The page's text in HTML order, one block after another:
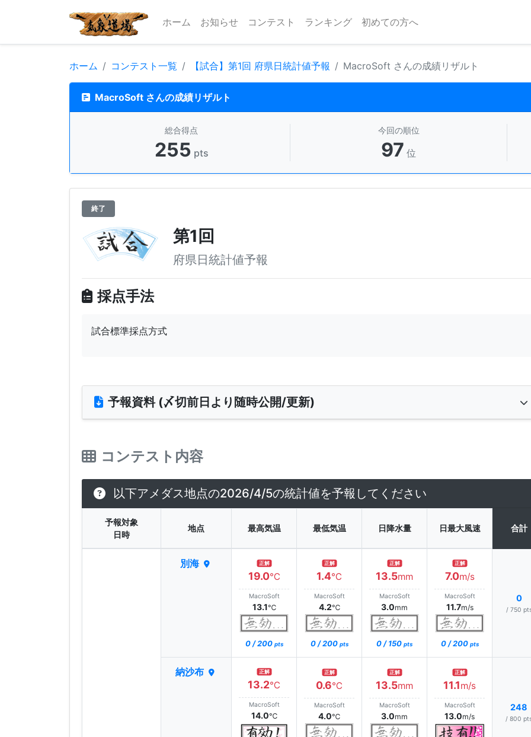
ホーム お知らせ コンテスト ランキング 初めての方へ
ホーム コンテスト一覧 【試合】第1回 府県日統計値予報 MacroSoft さんの成績リザルト
MacroSoft さんの成績リザルト
総合得点
255 pts
今回の順位
97 位
終了
第1回
府県日統計値予報
採点手法
試合標準採点方式
予報資料 (〆切前日より随時公開/更新)
コンテスト内容
以下アメダス地点の2026/4/5の統計値を予報してください
予報対象
日時
地点 最高気温 最低気温 日降水量 日最大風速 合計
別海 正解
19.0℃
MacroSoft
13.1℃
0 / 200 pts
正解
1.4℃
MacroSoft
4.2℃
0 / 200 pts
正解
13.5mm
MacroSoft
3.0mm
0 / 150 pts
正解
7.0m/s
MacroSoft
11.7m/s
0 / 200 pts
0
/ 750
納沙布 正解
13.2℃
MacroSoft
14.0℃
正解
0.6℃
MacroSoft
4.0℃
正解
13.5mm
MacroSoft
3.0mm
正解
11.1m/s
MacroSoft
13.0m/s
248
/ 800